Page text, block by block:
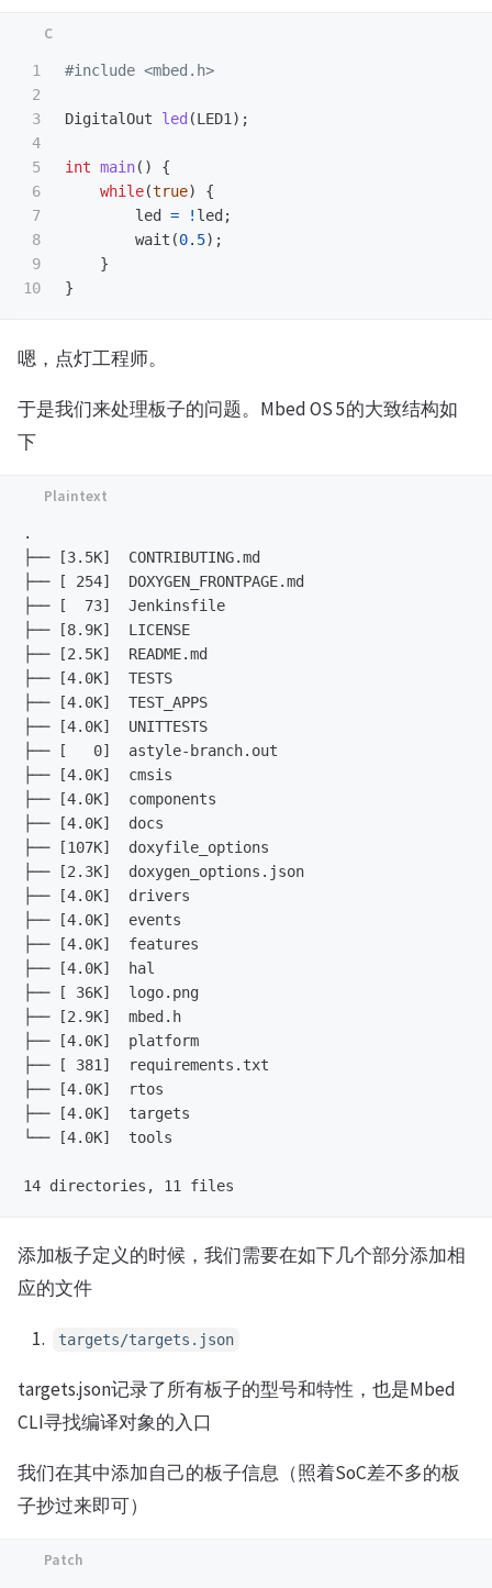
1
2
3
4
5
6
7
8
9
#include <mbed.h>
DigitalOut led (LED1 );
int main()
{
while(true)
{
led
= ! led ;
wait (0. 5);
}
}
嗯，点灯工程师。
于是我们来处理板子的问题。Mbed OS 5的大致结构如
下
.
├── [3.5K]  CONTRIBUTING.md
├── [ 254]  DOXYGEN_FRONTPAGE.md
├── [  73]  Jenkinsfile
├── [8.9K]  LICENSE
├── [2.5K]  README.md
├── [4.0K]  TESTS
├── [4.0K]  TEST_APPS
├── [4.0K]  UNITTESTS
├── [   0]  astyle-branch.out
├── [4.0K]  cmsis
├── [4.0K]  components
├── [4.0K]  docs
├── [107K]  doxyfile_options
├── [2.3K]  doxygen_options.json
├── [4.0K]  drivers
├── [4.0K]  events
├── [4.0K]  features
├── [4.0K]  hal
├── [ 36K]  logo.png
├── [2.9K]  mbed.h
├── [4.0K]  platform
├── [ 381]  requirements.txt
├── [4.0K]  rtos
├── [4.0K]  targets
└── [4.0K]  tools
添加板子定义的时候，我们需要在如下几个部分添加相
应的文件
targets/targets.json
targets.json记录了所有板子的型号和特性，也是Mbed
CLI寻找编译对象的入口
我们在其中添加自己的板子信息（照着SoC差不多的板
子抄过来即可）